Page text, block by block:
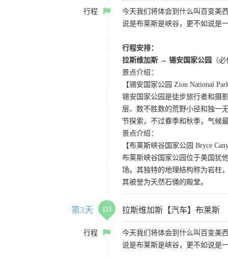
行程
今天我们将体会到什么叫百变美
说是布莱斯是峡谷，更不如说是
行程安排：
拉斯维加斯 → 锡安国家公园
（
景点介绍：
【锡安国家公园 Zion National
锡安国家公园是徒步旅行者和摄
层、数不胜数的荒野小径和独一
节探索，不过春季和秋季，气候
景点介绍：
【布莱斯峡谷国家公园 Bryce
布莱斯峡谷国家公园位于美国犹
场。其独特的地理结构称为岩柱
其被誉为天然石俑的殿堂。
第3天 D3 拉斯维加斯【汽车】布莱斯
行程
今天我们将体会到什么叫百变美
说是布莱斯是峡谷，更不如说是